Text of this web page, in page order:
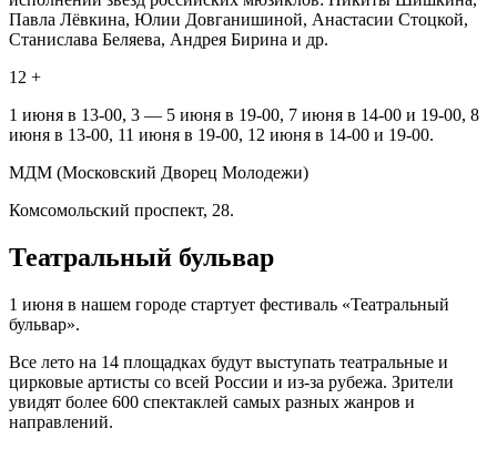
Павла Лёвкина, Юлии Довганишиной, Анастасии Стоцкой,
Станислава Беляева, Андрея Бирина и др.
12 +
1 июня в 13-00, 3 — 5 июня в 19-00, 7 июня в 14-00 и 19-00, 8
июня в 13-00, 11 июня в 19-00, 12 июня в 14-00 и 19-00.
МДМ (Московский Дворец Молодежи)
Комсомольский проспект, 28.
Театральный бульвар
1 июня в нашем городе стартует фестиваль «Театральный
бульвар».
Все лето на 14 площадках будут выступать театральные и
цирковые артисты со всей России и из-за рубежа. Зрители
увидят более 600 спектаклей самых разных жанров и
направлений.